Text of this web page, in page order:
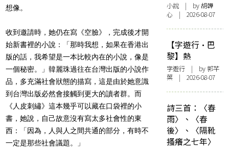
想像。
收到邀請時，她仍在寫《空臉》，完成後才開
始新書裡的小說：「那時我想，如果在香港出
版的話，我希望是一本比較內在的小說，像是
一個秘密。」韓麗珠過往在台灣出版的小說作
品，多充滿社會狀態的描寫，這是由於她意識
到台灣出版必然會接觸到更大的讀者群。而
《人皮刺繡》這本幾乎可以藏在口袋裡的小
書，她說，自己故意沒有寫太多社會性的東
西：「因為，人與人之間共通的部分，有時不
一定是那些社會議題。」
小說 | by 胡韡
心 | 2026-08-07
【字遊行·巴
黎】熱
字遊行 | by 郭芊
葉 | 2026-08-07
詩三首：〈春
雨〉、〈春
後〉、〈隔靴
搔癢之七年〉